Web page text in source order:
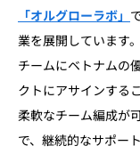
「オルグローラボ」
業を展開しています
チームにベトナムの
クトにアサインする
柔軟なチーム編成が
で、継続的なサポー